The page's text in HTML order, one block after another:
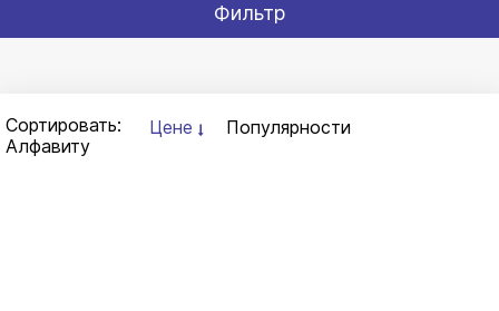
Фильтр
Сортировать: Цене
Популярности
Алфавиту